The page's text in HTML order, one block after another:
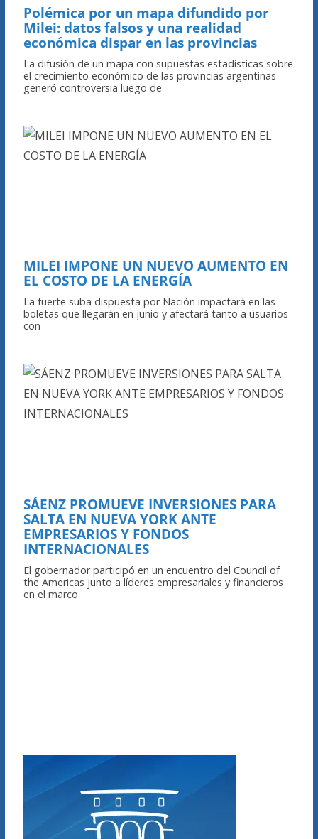
Polémica por un mapa difundido por
Milei: datos falsos y una realidad
económica dispar en las provincias
La difusión de un mapa con supuestas estadísticas sobre
el crecimiento económico de las provincias argentinas
generó controversia luego de
MILEI IMPONE UN NUEVO AUMENTO EN
EL COSTO DE LA ENERGÍA
La fuerte suba dispuesta por Nación impactará en las
boletas que llegarán en junio y afectará tanto a usuarios
con
SÁENZ PROMUEVE INVERSIONES PARA
SALTA EN NUEVA YORK ANTE
EMPRESARIOS Y FONDOS
INTERNACIONALES
El gobernador participó en un encuentro del Council of
the Americas junto a líderes empresariales y financieros
en el marco